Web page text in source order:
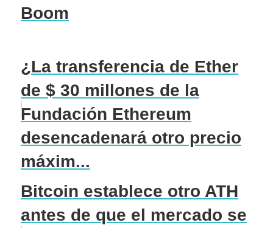
Boom
¿La transferencia de Ether
de $ 30 millones de la
Fundación Ethereum
desencadenará otro precio
máxim...
Bitcoin establece otro ATH
antes de que el mercado se